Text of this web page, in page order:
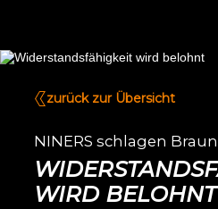
zurück zur Übersicht
NINERS schlagen
WIRD BELOHNT